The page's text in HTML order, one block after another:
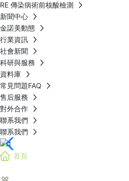
RE 傳染病術前核酸檢測
新聞中心
金諾美動態
行業資訊
社會新聞
科研與服務
資料庫
常見問題FAQ
售后服務
對外合作
聯系我們
聯系我們
首頁